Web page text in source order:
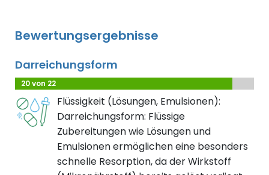
Bewertungsergebnisse
Darreichungsform
20 von 22
Flüssigkeit (Lösungen, Emulsionen):
Darreichungsform: Flüssige
Zubereitungen wie Lösungen und
Emulsionen ermöglichen eine besonders
schnelle Resorption, da der Wirkstoff